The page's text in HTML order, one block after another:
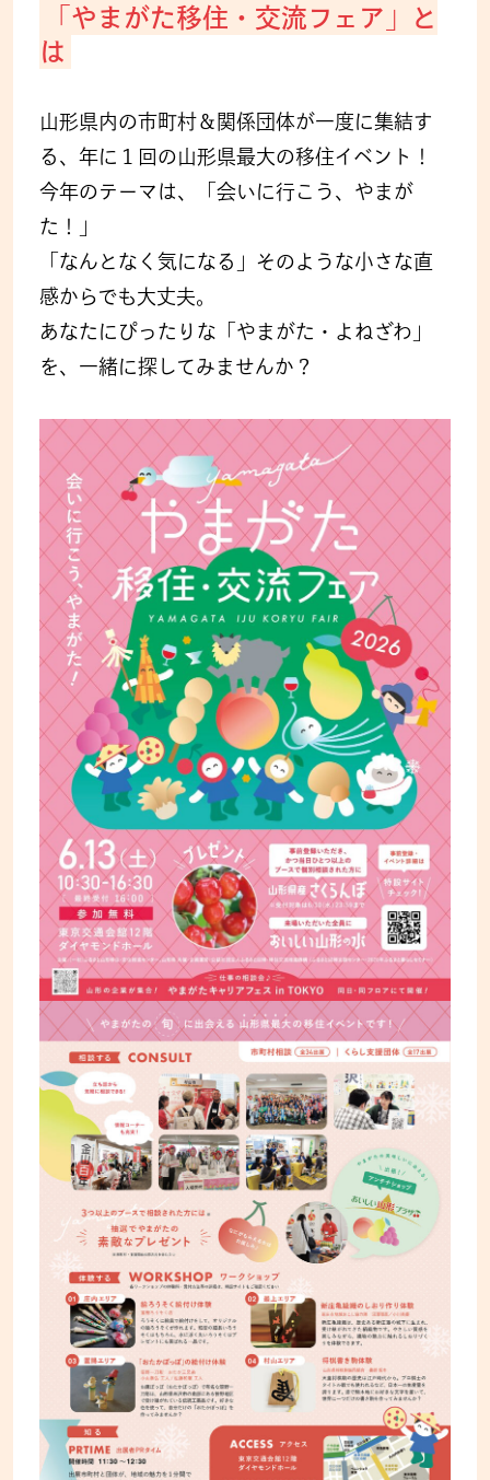
「やまがた移住・交流フェア」と
は
山形県内の市町村＆関係団体が一度に集結す
る、年に１回の山形県最大の移住イベント！
今年のテーマは、「会いに行こう、やまが
た！」
「なんとなく気になる」そのような小さな直
感からでも大丈夫。
あなたにぴったりな「やまがた・よねざわ」
を、一緒に探してみませんか？